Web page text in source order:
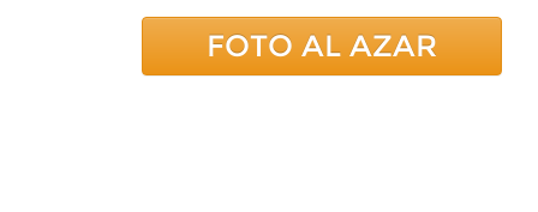
FOTO AL AZAR